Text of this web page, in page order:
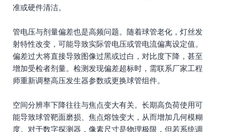
准或硬件清洁。
管电压与剂量偏差也是高频问题。随着球管老化，灯丝发
射特性改变，可能导致实际管电压或管电流偏离设定值。
偏差过大将直接导致图像过黑或过白，对比度下降，甚至
增加受检者剂量。检测发现偏差超标时，需联系厂家工程
师重新调整高压发生器参数或更换球管组件。
空间分辨率下降往往与焦点变大有关。长期高负荷使用可
能导致球管靶面磨损、焦点熔蚀变大，从而增加几何模糊
度。对于数字探测器，像素尺寸是物理极限，但若系统调